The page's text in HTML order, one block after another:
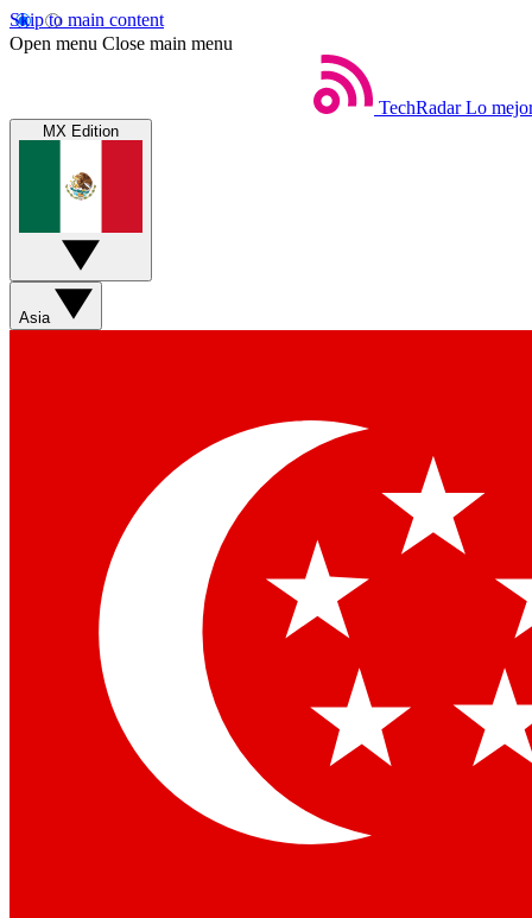
Skip to main content
Open menu Close main menu
TechRadar Lo
MX Edition
Asia